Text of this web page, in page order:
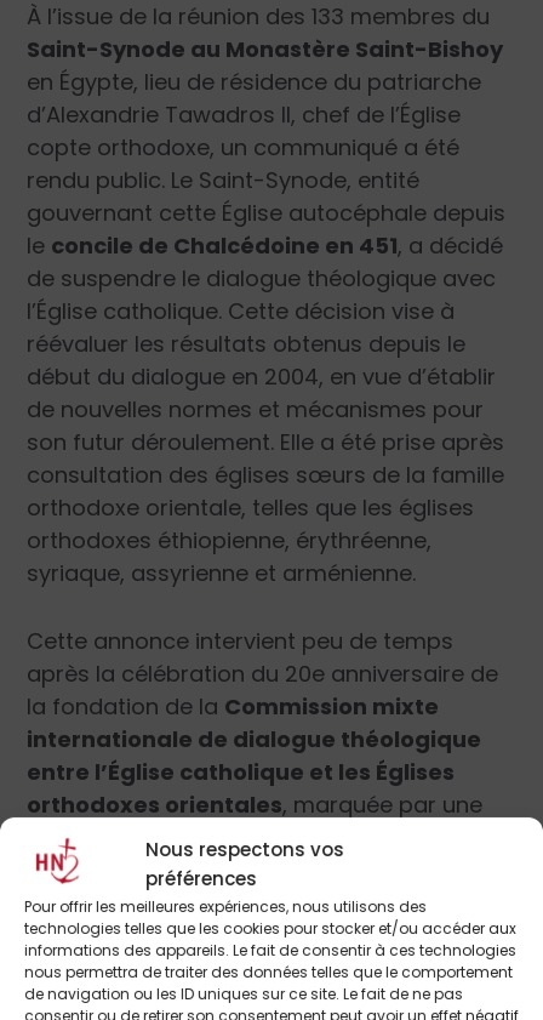
Nous respectons vos
préférences
Pour offrir les meilleures expériences, nous utilisons des
technologies telles que les cookies pour stocker et/ou accéder aux
informations des appareils. Le fait de consentir à ces technologies
nous permettra de traiter des données telles que le comportement
de navigation ou les ID uniques sur ce site. Le fait de ne pas
consentir ou de retirer son consentement peut avoir un effet négatif
À l’issue de la réunion des 133 membres du
Saint-Synode au Monastère Saint-Bishoy
en Égypte, lieu de résidence du patriarche
d’Alexandrie Tawadros II, chef de l’Église
copte orthodoxe, un communiqué a été
rendu public. Le Saint-Synode, entité
gouvernant cette Église autocéphale depuis
le concile de Chalcédoine en 451, a décidé
de suspendre le dialogue théologique avec
l’Église catholique. Cette décision vise à
réévaluer les résultats obtenus depuis le
début du dialogue en 2004, en vue d’établir
de nouvelles normes et mécanismes pour
son futur déroulement. Elle a été prise après
consultation des églises sœurs de la famille
orthodoxe orientale, telles que les églises
orthodoxes éthiopienne, érythréenne,
syriaque, assyrienne et arménienne.
Cette annonce intervient peu de temps
après la célébration du 20e anniversaire de
la fondation de la Commission mixte
internationale de dialogue théologique
entre l’Église catholique et les Églises
orthodoxes orientales, marquée par une
cérémonie à l’Université Pontificale Saint
Thomas d’Aquin à Rome le
dernier.
De plus, le 15 février, le cardinal Kurt Koch,
président duDicastère pour la promotion